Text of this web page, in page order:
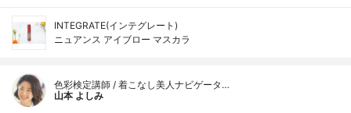
INTEGRATE(インテグレート)
ニュアンス アイブロー マスカラ
色彩検定講師 / 着こなし美人ナビゲータ…
山本 よしみ